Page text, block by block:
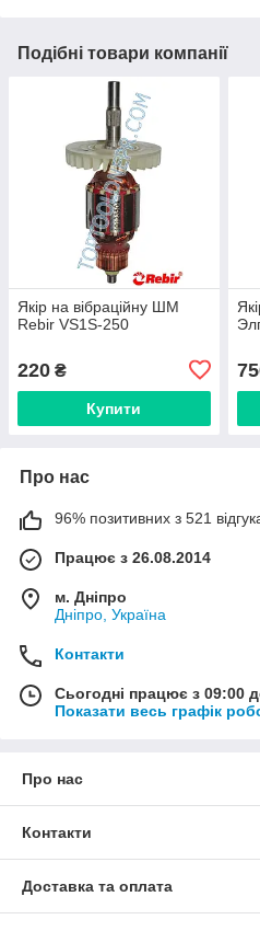
Подібні товари компанії
Якір на вібраційну ШМ
Rebir VS1S-250
220 ₴
Купити
Про нас
96% позитивних з 521
Працює з 26.08.2014
м. Дніпро
Дніпро, Україна
Контакти
Сьогодні працює з 09:00
Показати весь графік
Про нас
Контакти
Доставка та оплата